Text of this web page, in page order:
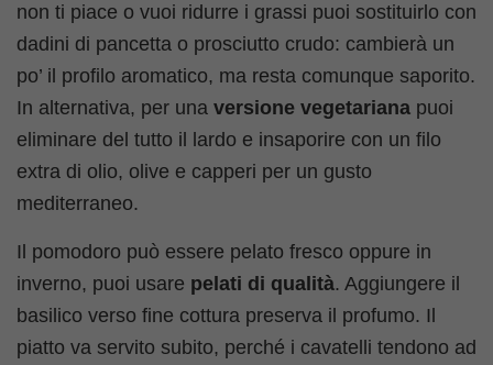
non ti piace o vuoi ridurre i grassi puoi sostituirlo con
dadini di pancetta o prosciutto crudo: cambierà un
po’ il profilo aromatico, ma resta comunque saporito.
In alternativa, per una versione vegetariana puoi
eliminare del tutto il lardo e insaporire con un filo
extra di olio, olive e capperi per un gusto
mediterraneo.
Il pomodoro può essere pelato fresco oppure in
inverno, puoi usare pelati di qualità. Aggiungere il
basilico verso fine cottura preserva il profumo. Il
piatto va servito subito, perché i cavatelli tendono ad